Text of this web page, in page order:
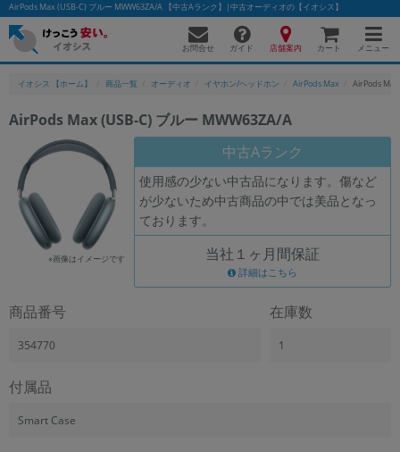
AirPods Max (USB-C) ブルー MWW63ZA/A 【中古Aランク】|中古オーディオの【イオシス】
お問合せ ガイド 店舗案内 カート メニュー
イオシス 【ホーム】 商品一覧 オーディオ イヤホン/ヘッドホン AirPods Max AirPods
AirPods Max (USB-C) ブルー MWW63ZA/A
※画像はイメージです
中古Aランク
使用感の少ない中古品になります。傷など
が少ないため中古商品の中では美品となっ
ております。
当社１ヶ月間保証
詳細はこちら
商品番号
354770
在庫数
1
付属品
Smart Case
かんたんパソコン検索に切り替える
フリーワード
除外ワード
カテゴリー
商品シリーズ名・ブランド名の絞り込み。